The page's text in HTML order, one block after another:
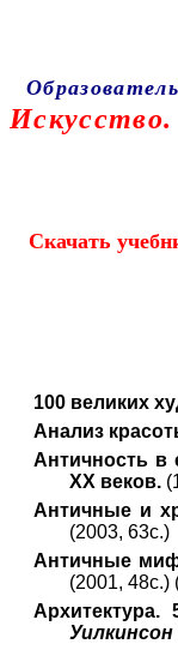
Искусство.
Скачать
100 великих
Анализ
Античность в
XX веков.
Античные и
(2003, 63с.)
Античные
(2001, 48с.)
Уилкинсон